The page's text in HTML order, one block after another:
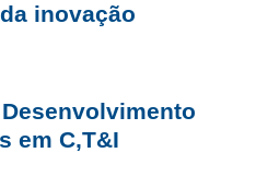
inovação
em C,T&I